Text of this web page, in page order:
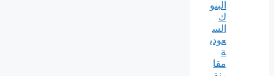
البنو
ك
الس
عودي
ة
مقا